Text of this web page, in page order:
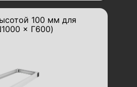
100 мм для
× Г600)